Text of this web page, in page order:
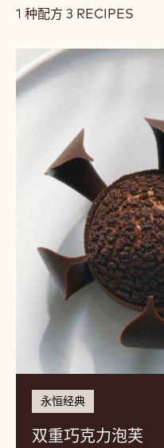
筛
条
件
1 种配方 3 RECIPES
Results
永恒经典
双重巧克力泡芙
重
巧